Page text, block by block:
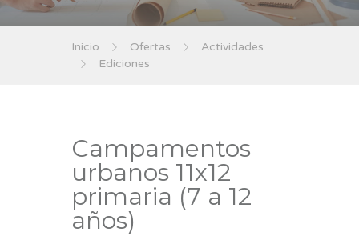
Inicio Ofertas
Actividades
Ediciones
Campamentos
urbanos 11x12
primaria (7 a 12
años)